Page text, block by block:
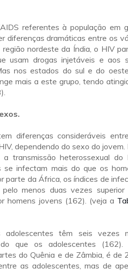
referentes à população em
diferenças dramáticas entre os
nordeste da Índia, o HIV
usam drogas injetáveis e aos
nos estados do sul e do
mais a este grupo, tendo
diferenças consideráveis
dependendo do sexo do jovem.
a transmissão heterossexual do
se infectam mais do que os
parte da África, os índices de
menos duas vezes superior
homens jovens (162). (veja a
adolescentes têm seis vezes
que os adolescentes (162).
do Quênia e de Zâmbia, é de
as adolescentes, mas de